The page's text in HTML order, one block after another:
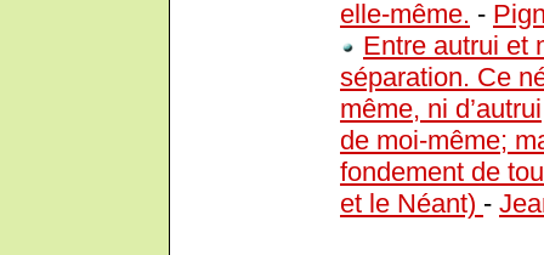
elle-même. -
Entre autrui et
séparation. Ce
même, ni
de moi-même;
fondement de
et le Néant) -